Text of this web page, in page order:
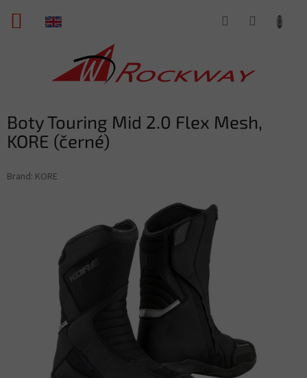
content
SHOPPING
Boty Touring Mid 2.0 Flex Mesh,
KORE (černé)
Brand: KORE